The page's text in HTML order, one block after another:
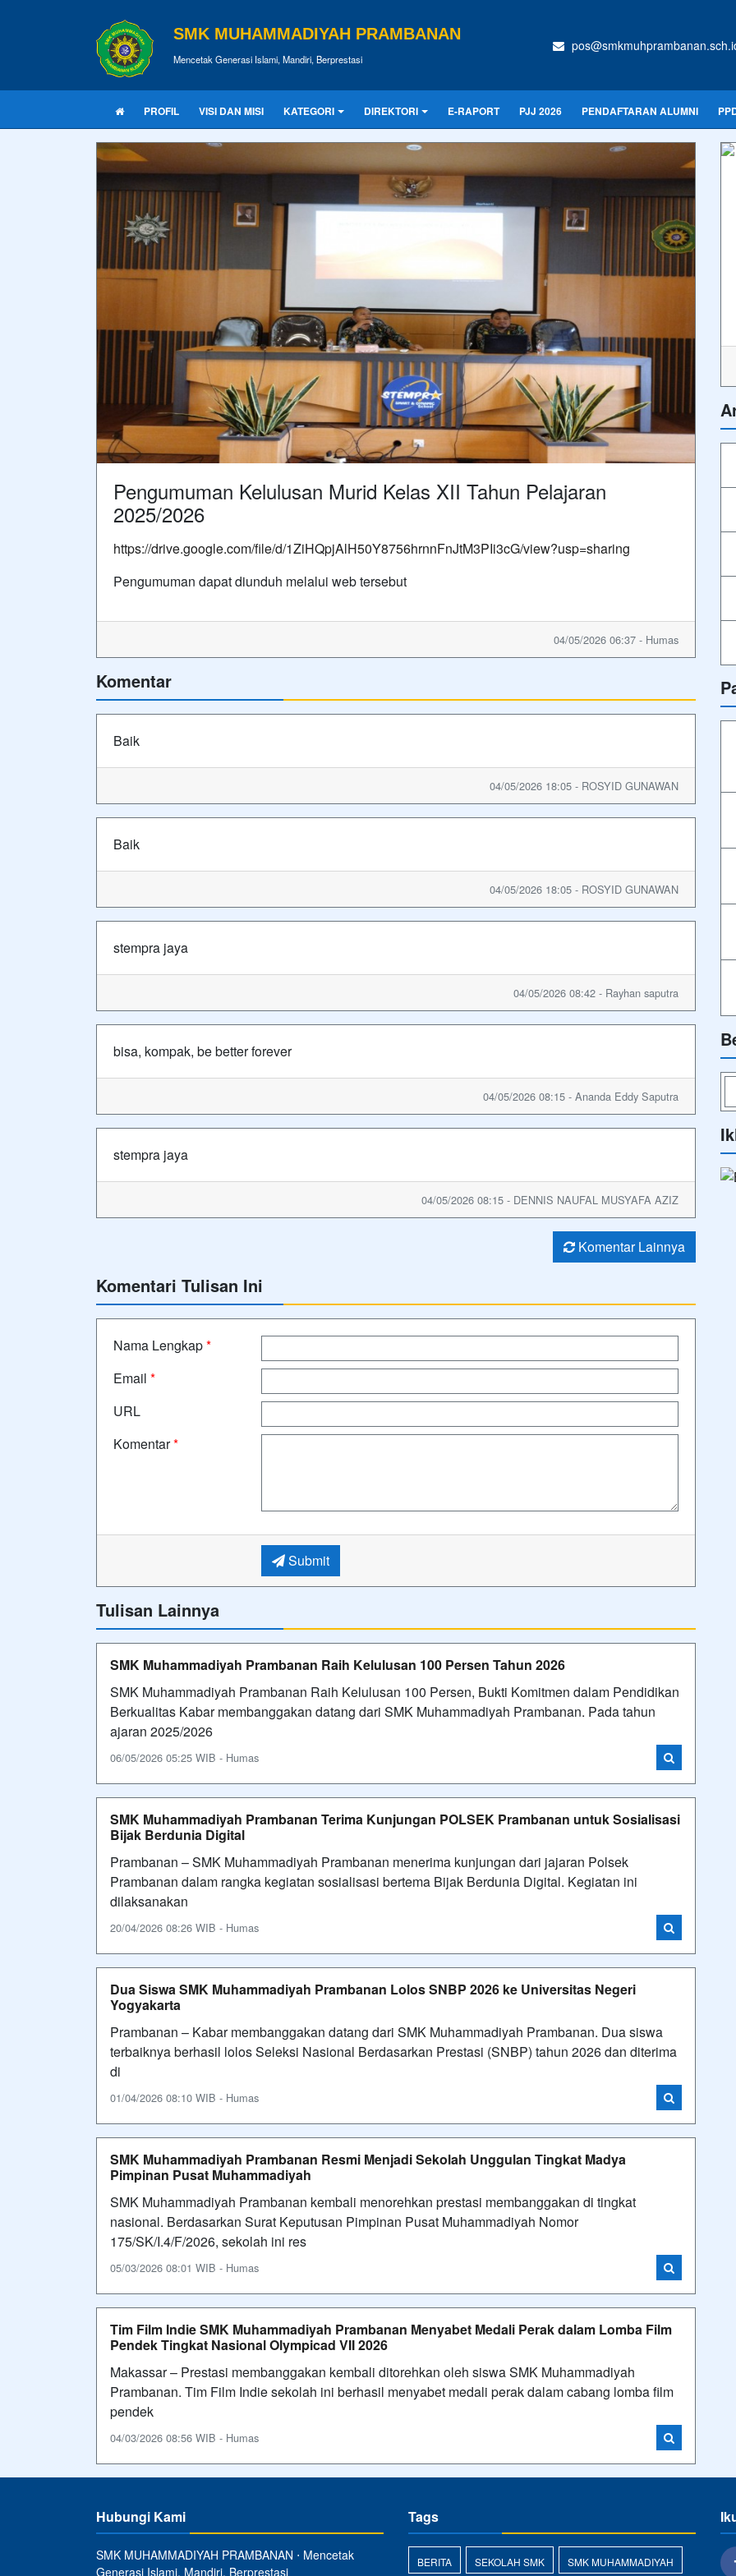
SMK MUHAMMADIYAH PRAMBANAN
Mencetak Generasi Islami, Mandiri, Berprestasi
PROFIL VISI DAN MISI KATEGORI DIREKTORI E-RAPORT PJJ 2026 PENDAFTARAN ALUMNI
Pengumuman Kelulusan Murid Kelas XII Tahun Pelajaran
2025/2026
https://drive.google.com/file/d/1ZiHQpjAlH50Y8756hrnnFnJtM3PIi3cG/view?usp=sharing
Pengumuman dapat diunduh melalui web tersebut
04/05/2026 06:37 - Humas
Komentar
Baik
04/05/2026 18:05 - ROSYID GUNAWAN
Baik
04/05/2026 18:05 - ROSYID GUNAWAN
stempra jaya
04/05/2026 08:42 - Rayhan saputra
bisa, kompak, be better forever
04/05/2026 08:15 - Ananda Eddy Saputra
stempra jaya
04/05/2026 08:15 - DENNIS NAUFAL MUSYAFA AZIZ
Komentar Lainnya
Komentari Tulisan Ini
Nama Lengkap*
Email *
URL
Komentar*
Submit
Tulisan Lainnya
SMK Muhammadiyah Prambanan Raih Kelulusan 100 Persen Tahun 2026
SMK Muhammadiyah Prambanan Raih Kelulusan 100 Persen, Bukti Komitmen dalam Pendidikan
Berkualitas Kabar membanggakan datang dari SMK Muhammadiyah Prambanan. Pada tahun
ajaran 2025/2026
06/05/2026 05:25 WIB - Humas
SMK Muhammadiyah Prambanan Terima Kunjungan POLSEK Prambanan untuk Sosialisasi
Bijak Berdunia Digital
Prambanan – SMK Muhammadiyah Prambanan menerima kunjungan dari jajaran Polsek
Prambanan dalam rangka kegiatan sosialisasi bertema Bijak Berdunia Digital. Kegiatan ini
dilaksanakan
20/04/2026 08:26 WIB - Humas
Dua Siswa SMK Muhammadiyah Prambanan Lolos SNBP 2026 ke Universitas Negeri
Yogyakarta
Prambanan – Kabar membanggakan datang dari SMK Muhammadiyah Prambanan. Dua siswa
terbaiknya berhasil lolos Seleksi Nasional Berdasarkan Prestasi (SNBP) tahun 2026 dan diterima
di
01/04/2026 08:10 WIB - Humas
SMK Muhammadiyah Prambanan Resmi Menjadi Sekolah Unggulan Tingkat Madya
Pimpinan Pusat Muhammadiyah
SMK Muhammadiyah Prambanan kembali menorehkan prestasi membanggakan di tingkat
nasional. Berdasarkan Surat Keputusan Pimpinan Pusat Muhammadiyah Nomor
175/SK/I.4/F/2026, sekolah ini res
05/03/2026 08:01 WIB - Humas
Tim Film Indie SMK Muhammadiyah Prambanan Menyabet Medali Perak dalam Lomba Film
Pendek Tingkat Nasional Olympicad VII 2026
Makassar – Prestasi membanggakan kembali ditorehkan oleh siswa SMK Muhammadiyah
Prambanan. Tim Film Indie sekolah ini berhasil menyabet medali perak dalam cabang lomba film
pendek
04/03/2026 08:56 WIB - Humas
Hubungi Kami
SMK MUHAMMADIYAH PRAMBANAN ⋅ Mencetak
Generasi Islami, Mandiri, Berprestasi
Tags
BERITA SEKOLAH SMK SMK MUHAMMADIYAH